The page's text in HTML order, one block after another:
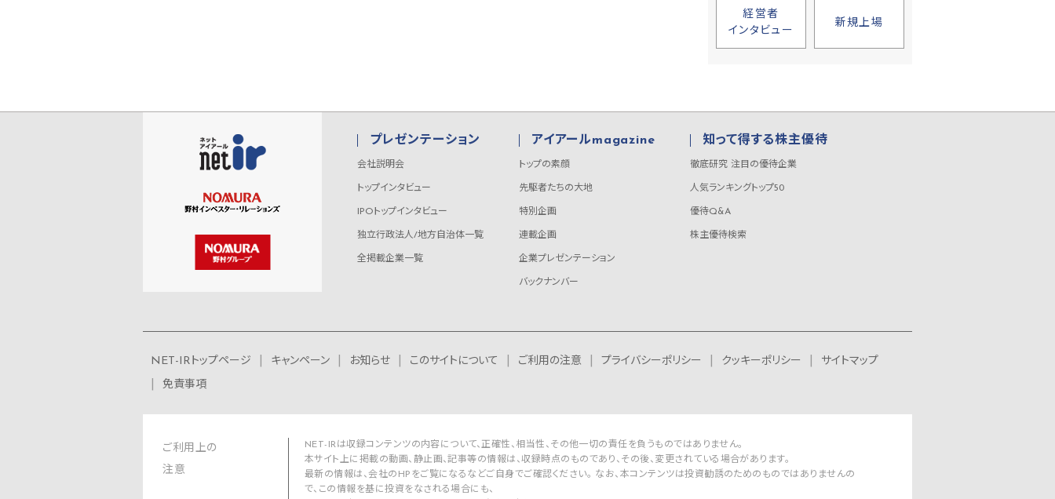
経営者
インタビュー
新規上場
プレゼンテーション
会社説明会
トップインタビュー
IPOトップインタビュー
独立行政法人/地方自治体一覧
全掲載企業一覧
アイアールmagazine
トップの素顔
先駆者たちの大地
特別企画
連載企画
企業プレゼンテーション
バックナンバー
知って得する株主優待
徹底研究 注目の優待企業
人気ランキングトップ50
優待Q&A
株主優待検索
NET-IRトップページ キャンペーン お知らせ このサイトについて ご利用の注意 プライバシーポリシー クッキーポリシー
サイトマップ
免責事項
ご利用上の
注意
NET-IRは収録コンテンツの内容について、正確性、相当性、その他一切の責任を負うものではありません。
本サイト上に掲載の動画、静止画、記事等の情報は、収録時点のものであり、その後、変更されている場合があります。
最新の情報は、会社のHPをご覧になるなどご自身でご確認ください。 なお、本コンテンツは投資勧誘のためのものではありませんの
で、この情報を基に投資をなされる場合にも、